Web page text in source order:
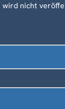
wird nicht